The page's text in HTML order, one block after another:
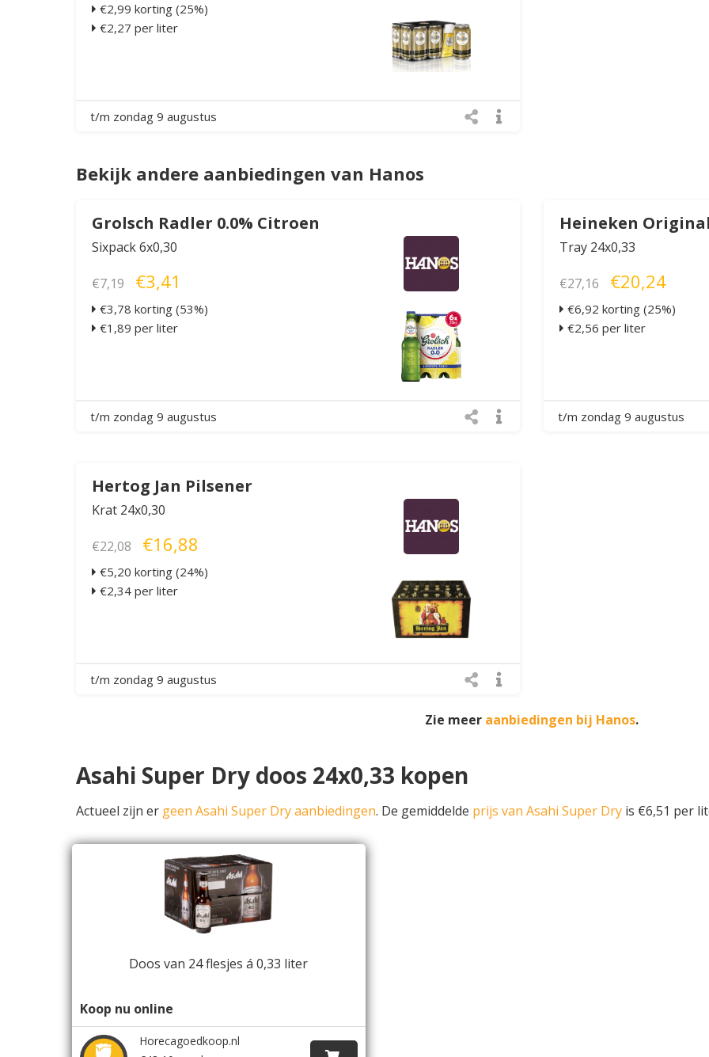
€2,99 korting (25%)
€2,27 per liter
t/m zondag 9 augustus
Bekijk andere aanbiedingen van Hanos
Grolsch Radler 0.0% Citroen
Sixpack 6x0,30
€7,19 €3,41
€3,78 korting (53%)
€1,89 per liter
t/m zondag 9 augustus
Heineken
Tray 24x0,33
€27,16 €20,24
€6,92 korting (25%)
€2,56 per liter
t/m zondag 9 augustus
Hertog Jan Pilsener
Krat 24x0,30
€22,08 €16,88
€5,20 korting (24%)
€2,34 per liter
t/m zondag 9 augustus
Zie meer aanbiedingen bij Hanos.
Asahi Super Dry doos 24x0,33 kopen
Actueel zijn er geen Asahi Super Dry aanbiedingen. De gemiddelde prijs van Asahi Super Dry is €6,51 per
Doos van 24 flesjes á 0,33 liter
Koop nu online
Horecagoedkoop.nl